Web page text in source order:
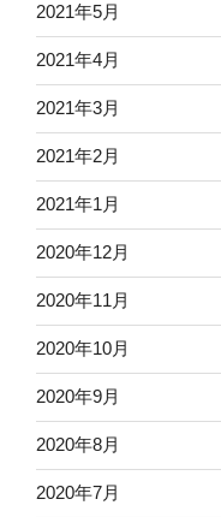
2021年5月
2021年4月
2021年3月
2021年2月
2021年1月
2020年12月
2020年11月
2020年10月
2020年9月
2020年8月
2020年7月